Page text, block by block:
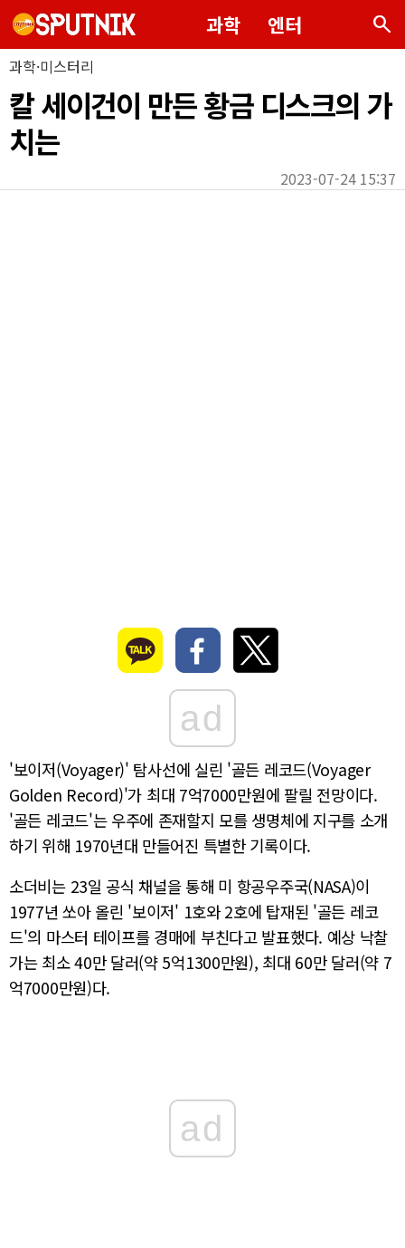
과학 엔터 search
과학·미스터리
칼 세이건이 만든 황금 디스크의 가
치는
2023-07-24 15:37
ad
'보이저(Voyager)' 탐사선에 실린 '골든 레코드(Voyager
Golden Record)'가 최대 7억7000만원에 팔릴 전망이다.
'골든 레코드'는 우주에 존재할지 모를 생명체에 지구를 소개
하기 위해 1970년대 만들어진 특별한 기록이다.
소더비는 23일 공식 채널을 통해 미 항공우주국(NASA)이
1977년 쏘아 올린 '보이저' 1호와 2호에 탑재된 '골든 레코
드'의 마스터 테이프를 경매에 부친다고 발표했다. 예상 낙찰
가는 최소 40만 달러(약 5억1300만원), 최대 60만 달러(약 7
억7000만원)다.
ad